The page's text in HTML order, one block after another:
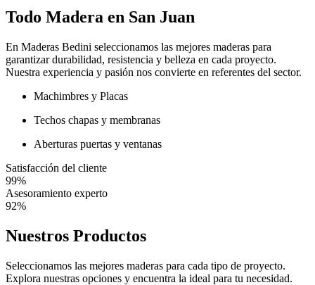
Todo Madera en San Juan
En Maderas Bedini seleccionamos las mejores maderas para
garantizar durabilidad, resistencia y belleza en cada proyecto.
Nuestra experiencia y pasión nos convierte en referentes del sector.
Machimbres y Placas
Techos chapas y membranas
Aberturas puertas y ventanas
Satisfacción del cliente
99%
Asesoramiento experto
92%
Nuestros Productos
Seleccionamos las mejores maderas para cada tipo de proyecto.
Explora nuestras opciones y encuentra la ideal para tu necesidad.